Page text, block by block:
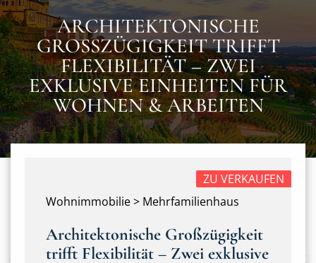
ARCHITEKTONISCHE
GROSSZÜGIGKEIT TRIFFT F
LEXIBILITÄT – ZWEI E
XKLUSIVE EINHEITEN FÜR W
OHNEN & ARBEITEN
Wohnimmobilie > Mehrfamilienhaus
ZU VERKAUFEN
Architektonische Großzügigkeit
trifft Flexibilität – Zwei exklusive